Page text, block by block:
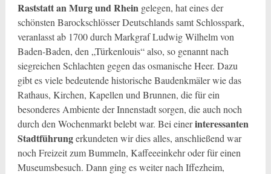
Raststatt an Murg und Rhein gelegen, hat eines der
schönsten Barockschlösser Deutschlands samt Schlosspark,
veranlasst ab 1700 durch Markgraf Ludwig Wilhelm von
Baden-Baden, den „Türkenlouis“ also, so genannt nach
siegreichen Schlachten gegen dasosmanische Heer. Dazu
gibt es viele bedeutende historische Baudenkmäler wie das
Rathaus, Kirchen, Kapellen und Brunnen, die für ein
besonderes Ambiente der Innenstadt sorgen, die auch noch
durch den Wochenmarkt belebt war. Bei einerinteressanten
Stadtführungerkundeten wir dies alles, anschließend war
noch Freizeit zum Bummeln, Kaffeeeinkehr oder für einen
Museumsbesuch. Dann ging es weiter nach Iffezheim,